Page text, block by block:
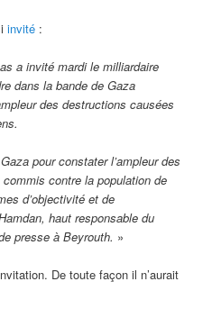
invité :
a invité mardi le milliardaire
dans la bande de Gaza
des destructions causées
pour constater l’ampleur des
contre la population de
d’objectivité et de
haut responsable du
presse à Beyrouth. »
De toute façon il n’aurait